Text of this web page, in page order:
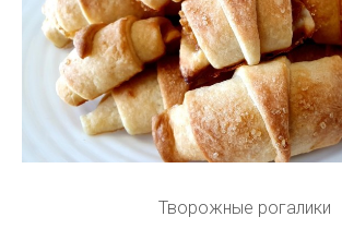
Творожные рогалики